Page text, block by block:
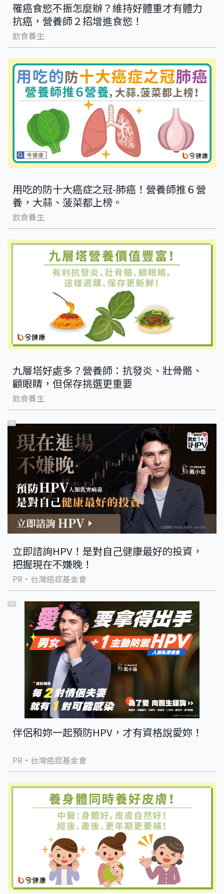
罹癌食慾不振怎麼辦？維持好體重才有體力
抗癌，營養師２招增進食慾！
飲食養生
用吃的防十大癌症之冠-肺癌！營養師推６營
養，大蒜、菠菜都上榜。
飲食養生
九層塔好處多？營養師：抗發炎、壯骨骼、
顧眼睛，但保存挑選更重要
飲食養生
PR
立即諮詢HPV！是對自己健康最好的投資，
把握現在不嫌晚！
PR・台灣癌症基金會
PR
伴侶和妳一起預防HPV，才有資格說愛妳！
PR・台灣癌症基金會